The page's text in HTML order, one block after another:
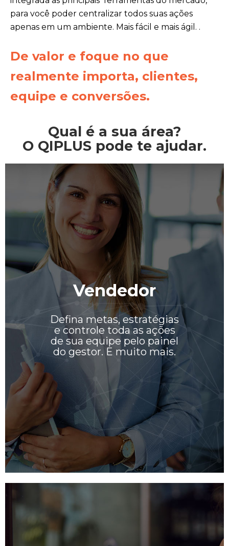
para você poder centralizar todos suas ações
apenas em um ambiente. Mais fácil e mais ágil. .
De valor e foque no que
realmente importa, clientes,
equipe e conversões.
Qual é a sua área?
O QIPLUS pode te ajudar.
Vendedor
Defina metas, estratégias
e controle toda as ações
de sua equipe pelo painel
do gestor. E muito mais.